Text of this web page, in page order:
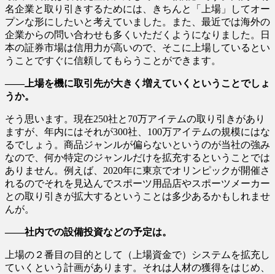
名企業と取り引きするためには、きちんと「上場」してオー
プンな形にしたいと考えていました。また、最近では海外の
企業からの問い合わせも多くいただくようになりました。日
本の証券市場は信用力が高いので、そこに上場しているとい
うことですぐに信頼してもらうことができます。
――上場を機に取引先が大きく増えていくということでしょ
うか。
そう思います。現在250社と70万アイテムの取り引きがあり
ますが、年内にはそれが300社、100万アイテムの規模にはな
るでしょう。商品ジャンルが偏らないというのが当社の強み
なので、何か特定のジャンルだけを拡充するということでは
ありません。例えば、2020年に東京でオリンピックが開催さ
れるのでそれを見込んでスポーツ用品店やスポーツメーカー
との取り引きが拡大するということは多少あるかもしれませ
んが。
――社内での設備投資などの予定は。
上場の２番目の目的として（上場資金で）システムを拡充し
ていくという計画があります。それは人材の獲得をはじめ、